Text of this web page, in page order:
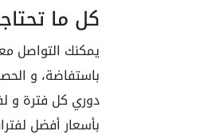
كل ما
يمكنك التواصل
باستفاضة، و
دوري كل فترة و
بأسعار أفضل